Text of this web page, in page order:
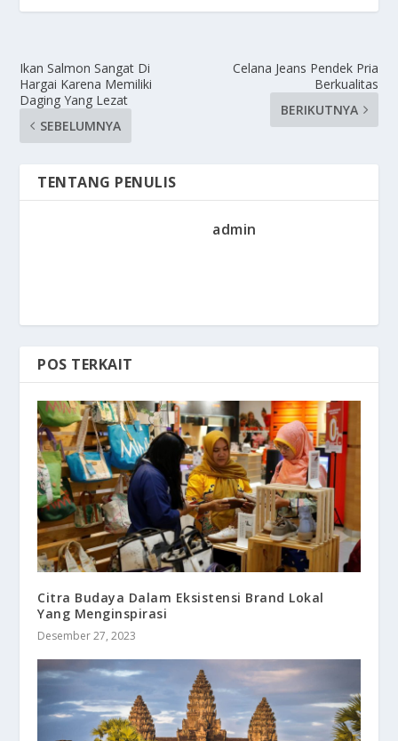
Ikan Salmon Sangat Di
Hargai Karena Memiliki
Daging Yang Lezat
SEBELUMNYA
Celana Jeans Pendek Pria
Berkualitas
BERIKUTNYA
TENTANG PENULIS
admin
POS TERKAIT
Citra Budaya Dalam Eksistensi Brand Lokal
Yang Menginspirasi
Desember 27, 2023